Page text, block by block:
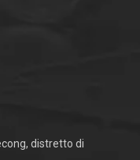
distretto di